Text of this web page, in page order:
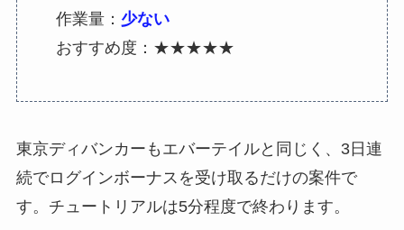
作業量： 少ない
おすすめ度：★★★★★
東京ディバンカーもエバーテイルと同じく、3日連
続でログインボーナスを受け取るだけの案件で
す。チュートリアルは5分程度で終わります。